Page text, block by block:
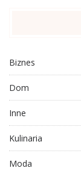
Biznes
Dom
Inne
Kulinaria
Moda